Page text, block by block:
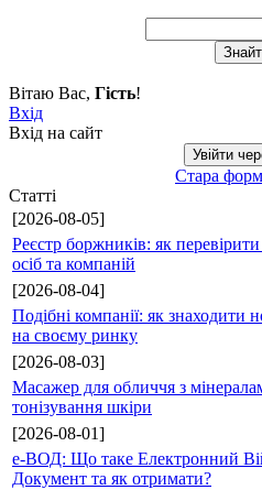
Вітаю Вас, Гість!
Вхід
Вхід на сайт
Увійти
Стара
Статті
[2026-08-05]
Реєстр боржників: як
осіб та компаній
[2026-08-04]
Подібні компанії: як знаходити
на своєму ринку
[2026-08-03]
Масажер для обличчя з
тонізування шкіри
[2026-08-01]
е-ВОД: Що таке Електронний
Документ та як отримати?